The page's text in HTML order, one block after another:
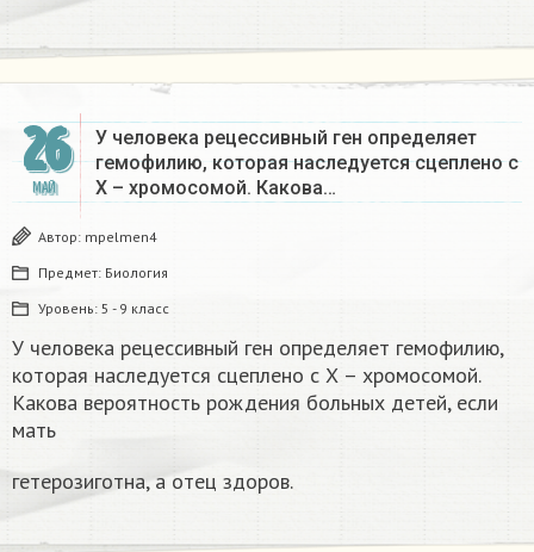
26
МАЙ
У человека рецессивный ген определяет
гемофилию, которая наследуется сцеплено с
Х – хромосомой. Какова…
Автор: mpelmen4
Предмет: Биология
Уровень: 5 - 9 класс
У человека рецессивный ген определяет гемофилию,
которая наследуется сцеплено с Х – хромосомой.
Какова вероятность рождения больных детей, если
мать
гетерозиготна, а отец здоров.